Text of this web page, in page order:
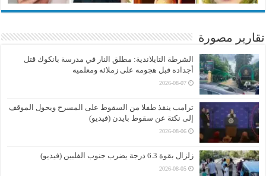
تقارير مصورة
الشرطة التايلاندية: مطلق النار في مدرسة بانكوك قتل
أجداده قبل هجومه على زملائه ومعلميه
2026-08-07
ترامب ينقذ طفلا من السقوط على المسرح ويحول الموقف
إلى نكتة عن سقوط بايدن (فيديو)
2026-08-06
زلزال بقوة 6.3 درجة يضرب جنوب الفلبين (فيديو)
2026-08-05